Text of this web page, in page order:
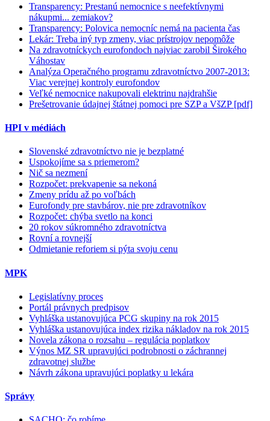
Transparency: Prestanú nemocnice s neefektívnymi
nákupmi... zemiakov?
Transparency: Polovica nemocníc nemá na pacienta čas
Lekár: Treba iný typ zmeny, viac prístrojov nepomôže
Na zdravotníckych eurofondoch najviac zarobil Širokého
Váhostav
Analýza Operačného programu zdravotníctvo 2007-2013:
Viac verejnej kontroly eurofondov
Veľké nemocnice nakupovali elektrinu najdrahšie
Prešetrovanie údajnej štátnej pomoci pre SZP a VšZP [pdf]
HPI v médiách
Slovenské zdravotníctvo nie je bezplatné
Uspokojíme sa s priemerom?
Nič sa nezmení
Rozpočet: prekvapenie sa nekoná
Zmeny prídu až po voľbách
Eurofondy pre stavbárov, nie pre zdravotníkov
Rozpočet: chýba svetlo na konci
20 rokov súkromného zdravotníctva
Rovní a rovnejší
Odmietanie reforiem si pýta svoju cenu
MPK
Legislatívny proces
Portál právnych predpisov
Vyhláška ustanovujúca PCG skupiny na rok 2015
Vyhláška ustanovujúca index rizika nákladov na rok 2015
Novela zákona o rozsahu – regulácia poplatkov
Výnos MZ SR upravujúci podrobnosti o záchrannej
zdravotnej službe
Návrh zákona upravujúci poplatky u lekára
Správy